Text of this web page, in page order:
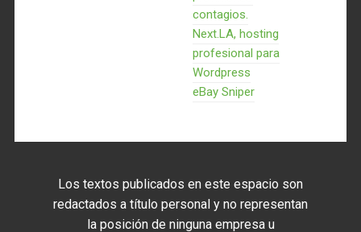
contagios.
Next.LA, hosting
profesional para
Wordpress
eBay Sniper
Los textos publicados en este espacio son
redactados a título personal y no representan
la posición de ninguna empresa u